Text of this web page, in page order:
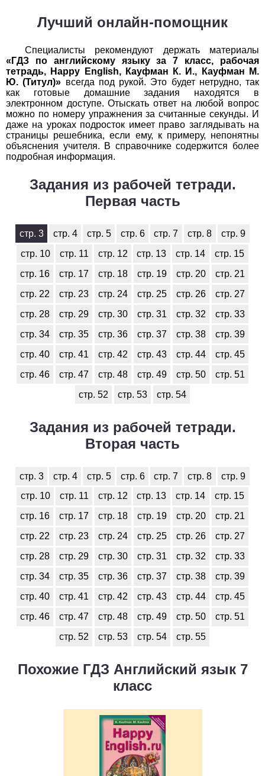
Химия
Черчение
1
2 3 4 5 6 7 8 9 10
11
Экология
1
2 3 4 5 6 7 8 9 10
11
2 3 4 5 6 7 8 9 10
Лучший онлайн-помощник
Специалисты рекомендуют держать материалы
«ГДЗ по английскому языку за 7 класс, рабочая
тетрадь, Happy English, Кауфман К. И., Кауфман М.
Ю. (Титул)» всегда под рукой. Это будет нетрудно, так
как готовые домашние задания находятся в
электронном доступе. Отыскать ответ на любой вопрос
можно по номеру упражнения за считанные секунды. И
даже на уроках подросток имеет право заглядывать на
страницы решебника, если ему, к примеру, непонятны
объяснения учителя. В справочнике содержится более
подробная информация.
Задания из рабочей тетради.
Первая часть
стр. 3 стр. 4 стр. 5 стр. 6 стр. 7 стр. 8
стр. 9
стр. 10
стр. 11 стр. 12 стр. 13 стр. 14
стр. 15
стр. 16
стр. 17 стр. 18 стр. 19 стр. 20
стр. 21
стр. 22
стр. 23 стр. 24 стр. 25 стр. 26
стр. 27
стр. 28
стр. 29 стр. 30 стр. 31 стр. 32
стр. 33
стр. 34
стр. 35 стр. 36 стр. 37 стр. 38
стр. 39
стр. 40
стр. 41 стр. 42 стр. 43 стр. 44
стр. 45
стр. 46
стр. 47 стр. 48 стр. 49 стр. 50
стр. 51
стр. 52
стр. 53 стр. 54
Задания из рабочей тетради.
Вторая часть
стр. 3 стр. 4 стр. 5 стр. 6 стр. 7 стр. 8
стр. 9
стр. 10
стр. 11 стр. 12 стр. 13 стр. 14
стр. 15
стр. 16
стр. 17 стр. 18 стр. 19 стр. 20
стр. 21
стр. 22
стр. 23 стр. 24 стр. 25 стр. 26
стр. 27
стр. 28
стр. 29 стр. 30 стр. 31 стр. 32
стр. 33
стр. 34
стр. 35 стр. 36 стр. 37 стр. 38
стр. 39
стр. 40
стр. 41 стр. 42 стр. 43 стр. 44
стр. 45
стр. 46
стр. 47 стр. 48 стр. 49 стр. 50
стр. 51
стр. 52
стр. 53 стр. 54 стр. 55
Похожие ГДЗ Английский язык 7
класс